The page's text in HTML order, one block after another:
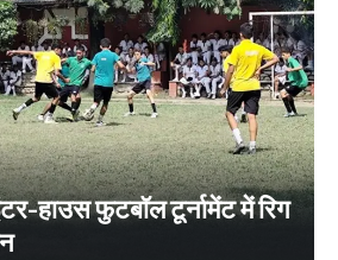
हाउस फुटबॉल टूर्नामेंट में रिग